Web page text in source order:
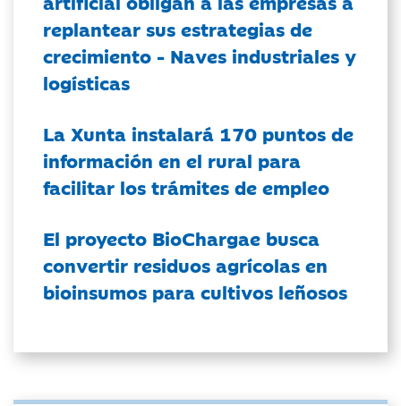
replantear sus estrategias de
crecimiento - Naves industriales y
logísticas
La Xunta instalará 170 puntos de
información en el rural para
facilitar los trámites de empleo
El proyecto BioChargae busca
convertir residuos agrícolas en
bioinsumos para cultivos leñosos